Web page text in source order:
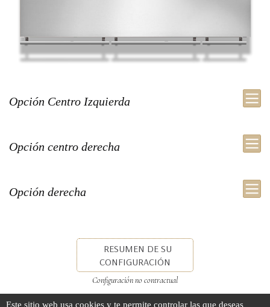
Opción Centro Izquierda
Opción centro derecha
Opción derecha
RESUMEN DE SU
CONFIGURACIÓN
Configuración no contractual
Este sitio web usa cookies y te permite controlar las que deseas